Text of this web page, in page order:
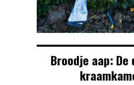
Broodje aap: De